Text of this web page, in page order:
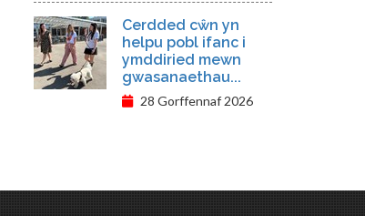
Cerdded cŵn yn
helpu pobl ifanc i
ymddiried mewn
gwasanaethau...
28 Gorffennaf 2026